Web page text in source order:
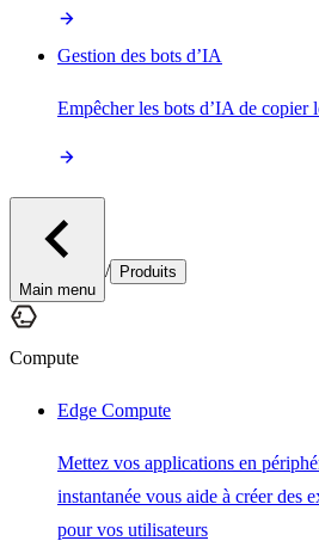
Gestion des bots d’IA
Empêcher les bots d’IA de copier
Main menu
/ Produits
Compute
Edge Compute
Mettez vos applications en
instantanée vous aide à créer des
pour vos utilisateurs